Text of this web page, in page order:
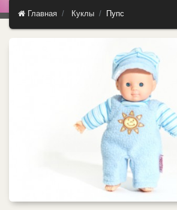
Главная Куклы Пупс